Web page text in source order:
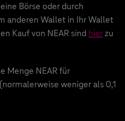
Börse oder durch
anderen Wallet in Ihr Wallet
Kauf von NEAR sind hierzu
Menge NEAR für
weniger als 0,1